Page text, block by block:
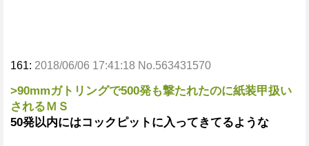
161: 2018/06/06 17:41:18 No.563431570
>90mmガトリングで500発も撃たれたのに紙装甲扱い
されるＭＳ
50発以内にはコックピットに入ってきてるような